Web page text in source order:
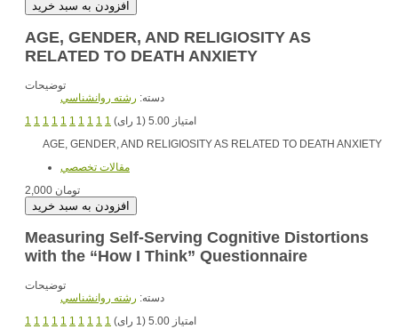
AGE, GENDER, AND RELIGIOSITY AS
RELATED TO DEATH ANXIETY
توضیحات
دسته: رشته روانشناسي
1 1 1 1 1 1 1 1 1 1
امتیاز 5.00 (1 رای)
AGE, GENDER, AND RELIGIOSITY AS RELATED TO DEATH ANXIETY
مقالات تخصصي
2,000 تومان
Measuring Self-Serving Cognitive Distortions
with the “How I Think” Questionnaire
توضیحات
دسته: رشته روانشناسي
1 1 1 1 1 1 1 1 1 1
امتیاز 5.00 (1 رای)